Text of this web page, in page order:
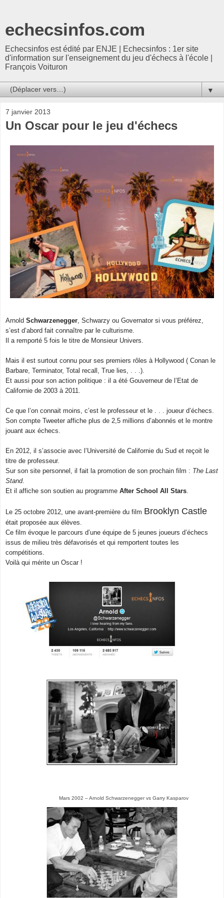
echecsinfos.com
Echecsinfos est édité par ENJE | Echecsinfos : 1er site
d'information sur l'enseignement du jeu d'échecs à l'école |
François Voituron
▼
7 janvier 2013
Un Oscar pour le jeu d'échecs
Arnold Schwarzenegger , Schwarzy ou Governator si vous préférez,
s’est d’abord fait connaître par le culturisme.
Il a remporté 5 fois le titre de Monsieur Univers.
Mais il est surtout connu pour ses premiers rôles à Hollywood ( Conan le
Barbare, Terminator, Total recall, True lies, . . .).
Et aussi pour son action politique : il a été Gouverneur de l’Etat de
Californie de 2003 à 2011.
Ce que l’on connait moins, c’est le professeur et le . . . joueur d’échecs.
Son compte Tweeter affiche plus de 2,5 millions d’abonnés et le montre
jouant aux échecs.
En 2012, il s’associe avec l’Université de Californie du Sud et reçoit le
titre de professeur.
Sur son site personnel, il fait la promotion de son prochain film : The Last
Stand.
Et il affiche son soutien au programme After School All Stars
Le 25 octobre 2012, une avant-première du film Brooklyn Castle
était proposée aux élèves.
Ce film évoque le parcours d’une équipe de 5 jeunes joueurs d’échecs
issus de milieu très défavorisés et qui remportent toutes les
compétitions.
Voilà qui mérite un Oscar !
Mars 2002 – Arnold Schwarzenegger vs Garry Kasparov